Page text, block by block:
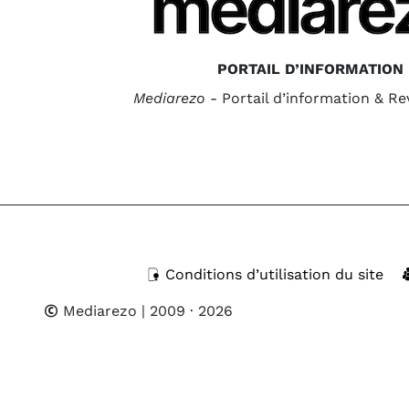
PORTAIL D’INFORMATION
Mediarezo - Portail d’information &
Conditions d’utilisation du site
Mediarezo | 2009 · 2026